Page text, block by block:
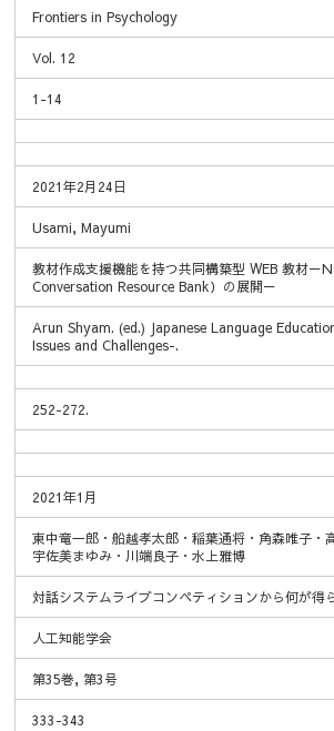
Frontiers in Psychology
Vol. 12
1-14
2021年2月24日
Usami, Mayumi
教材作成支援機能を持つ共同構築型 WEB 教材－
Conversation Resource Bank）の展開－
Arun Shyam. (ed.) Japanese Language
Issues and Challenges-.
252-272.
2021年1月
東中竜一郎・船越孝太郎・稲葉通将・角森唯子・
宇佐美まゆみ・川端良子・水上雅博
対話システムライブコンペティションから何が得
人工知能学会
第35巻, 第3号
333-343